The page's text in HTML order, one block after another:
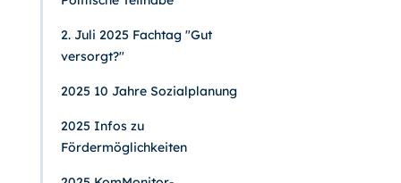
2. Juli 2025 Fachtag "Gut
versorgt?"
2025 10 Jahre Sozialplanung
2025 Infos zu
Fördermöglichkeiten